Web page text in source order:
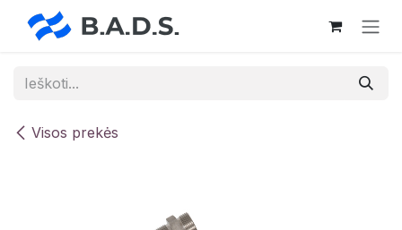
Skip to Content
Visos prekės